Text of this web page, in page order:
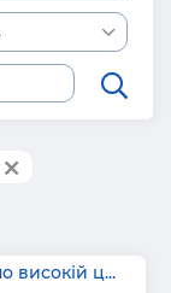
високій ц...